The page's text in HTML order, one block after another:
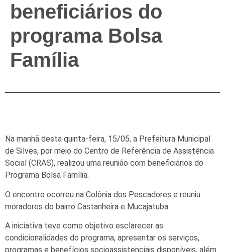
beneficiários do
programa Bolsa
Família
Na manhã desta quinta-feira, 15/05, a Prefeitura Municipal
de Silves, por meio do Centro de Referência de Assistência
Social (CRAS), realizou uma reunião com beneficiários do
Programa Bolsa Família.
O encontro ocorreu na Colônia dos Pescadores e reuniu
moradores do bairro Castanheira e Mucajatuba.
A iniciativa teve como objetivo esclarecer as
condicionalidades do programa, apresentar os serviços,
programas e benefícios socioassistenciais disponíveis, além